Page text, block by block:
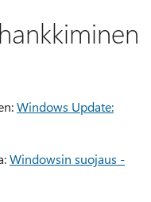
Windows Update:
Windowsin suojaus -